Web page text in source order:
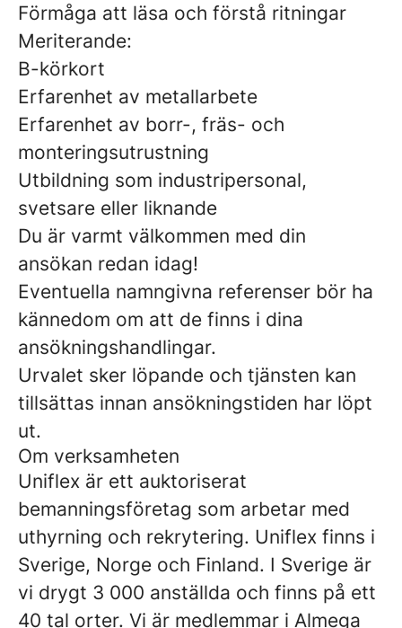
Förmåga att läsa och förstå ritningar
Meriterande:
B-körkort
Erfarenhet av metallarbete
Erfarenhet av borr-, fräs- och
monteringsutrustning
Utbildning som industripersonal,
svetsare eller liknande
Du är varmt välkommen med din
ansökan redan idag!
Eventuella namngivna referenser bör ha
kännedom om att de finns i dina
ansökningshandlingar.
Urvalet sker löpande och tjänsten kan
tillsättas innan ansökningstiden har löpt
ut.
Om verksamheten
Uniflex är ett auktoriserat
bemanningsföretag som arbetar med
uthyrning och rekrytering. Uniflex finns i
Sverige, Norge och Finland. I Sverige är
vi drygt 3 000 anställda och finns på ett
40 tal orter. Vi är medlemmar i Almega